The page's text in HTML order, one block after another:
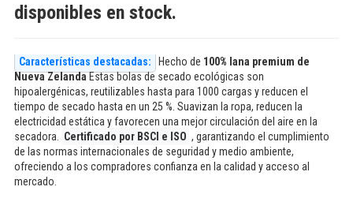
disponibles en stock.
Características destacadas: Hecho de 100% lana premium de
Nueva ZelandaEstas bolas de secado ecológicas son
hipoalergénicas, reutilizables hasta para 1000 cargas y reducen el
tiempo de secado hasta en un 25 %. Suavizan la ropa, reducen la
electricidad estática y favorecen una mejor circulación del aire en la
secadora.
Certificado por BSCI e ISO , garantizando el cumplimiento
de las normas internacionales de seguridad y medio ambiente,
ofreciendo a los compradores confianza en la calidad y acceso al
mercado.